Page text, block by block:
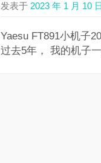
发表于 2023 年 1 月 10
Yaesu FT891小机子
过去5年， 我的机子